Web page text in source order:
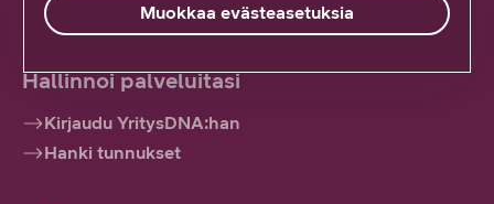
Hallinnoi palveluitasi
Kirjaudu YritysDNA:han
Hanki tunnukset
Muokkaa evästeasetuksia